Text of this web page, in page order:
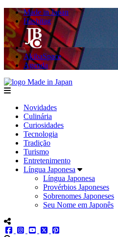
Made in Japan
Hashitag
AkibaSpace
Agenda
menu
Novidades
Culinária
Curiosidades
Tecnologia
Tradição
Turismo
Entretenimento
Língua Japonesa
Língua Japonesa
Provérbios Japoneses
Sobrenomes Japoneses
Seu Nome em Japonês
menu redes social
facebookinstagram
youtube
twitter